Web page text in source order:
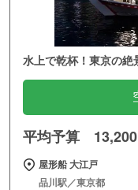
水上で乾杯！東京の
平均予算
屋形船 大江戸
品川駅／東京都